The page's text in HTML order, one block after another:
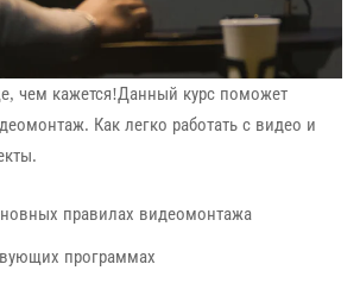
чем кажется!Данный курс поможет
Как легко работать с видео и
правилах видеомонтажа
программах